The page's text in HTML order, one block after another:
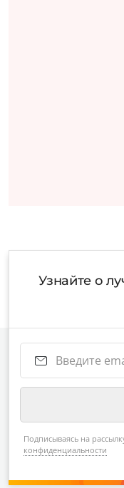
Узнайте о
Подписываясь на
конфиденциальности